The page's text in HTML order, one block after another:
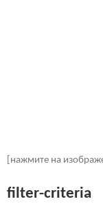
[нажмите на
filter-criteria